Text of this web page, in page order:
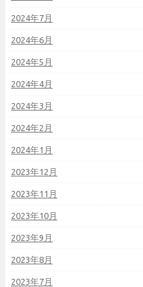
2024年7月
2024年6月
2024年5月
2024年4月
2024年3月
2024年2月
2024年1月
2023年12月
2023年11月
2023年10月
2023年9月
2023年8月
2023年7月